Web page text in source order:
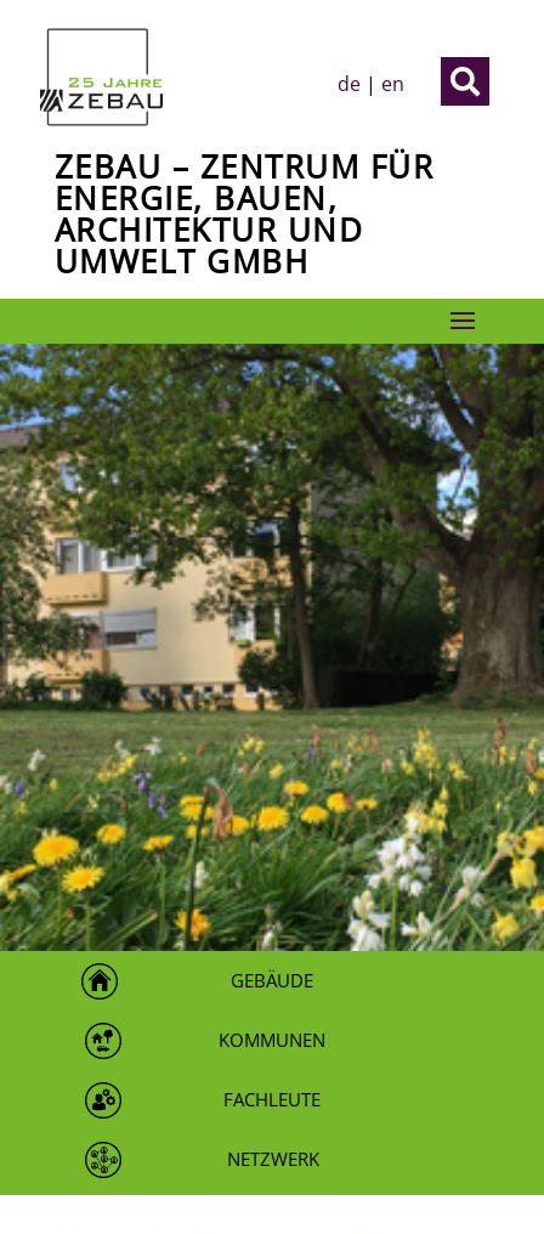

de | en
ZEBAU – ZENTRUM FÜR
ENERGIE, BAUEN,
ARCHITEKTUR UND
UMWELT GMBH
GEBÄUDE
KOMMUNEN
FACHLEUTE
NETZWERK